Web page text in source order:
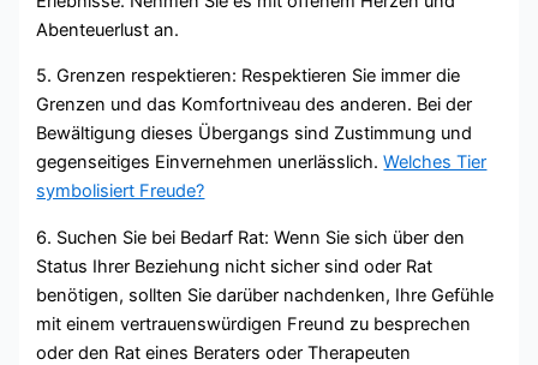
Abenteuerlust an.
5. Grenzen respektieren: Respektieren Sie immer die
Grenzen und das Komfortniveau des anderen. Bei der
Bewältigung dieses Übergangs sind Zustimmung und
gegenseitiges Einvernehmen unerlässlich.Welches Tier
symbolisiert Freude?
6. Suchen Sie bei Bedarf Rat: Wenn Sie sich über den
Status Ihrer Beziehung nicht sicher sind oder Rat
benötigen, sollten Sie darüber nachdenken, Ihre Gefühle
mit einem vertrauenswürdigen Freund zu besprechen
oder den Rat eines Beraters oder Therapeuten